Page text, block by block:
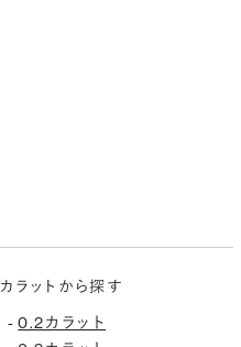
カラットから探す
-0.2カラット